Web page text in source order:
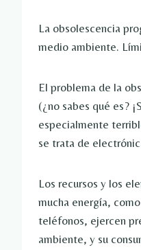
La obsolescencia
medio ambiente.
El problema de la
(¿no sabes qué es?
especialmente
se trata de
Los recursos y los
mucha energía,
teléfonos, ejercen
ambiente, y su